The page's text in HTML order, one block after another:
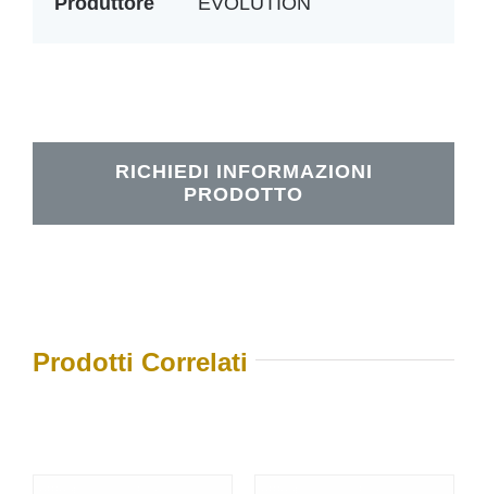
RICHIEDI INFORMAZIONI
PRODOTTO
Prodotti Correlati